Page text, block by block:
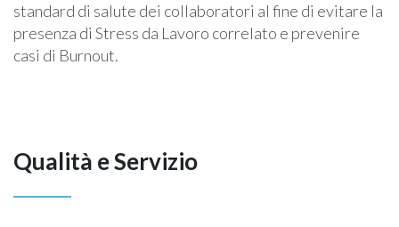
standard di salute dei collaboratori al fine di evitare la
presenza di Stress da Lavoro correlato e prevenire
casi di Burnout.
Qualità e Servizio